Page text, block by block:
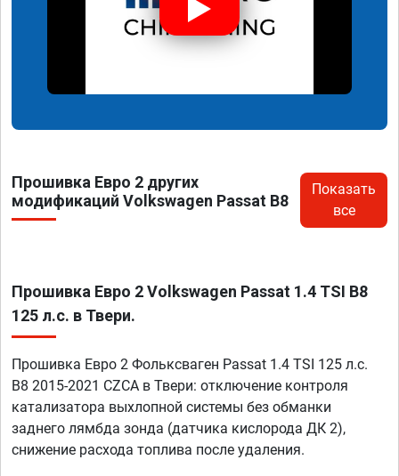
Прошивка Евро 2 других
модификаций Volkswagen Passat B8
Показать
все
Прошивка Евро 2 Volkswagen Passat 1.4 TSI B8
125 л.с. в Твери.
Прошивка Евро 2 Фольксваген Passat 1.4 TSI 125 л.с.
B8 2015-2021 CZCA в Твери: отключение контроля
катализатора выхлопной системы без обманки
заднего лямбда зонда (датчика кислорода ДК 2),
снижение расхода топлива после удаления.